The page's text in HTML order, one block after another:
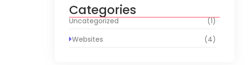
Categories
Uncategorized
(1)
Websites
(4)